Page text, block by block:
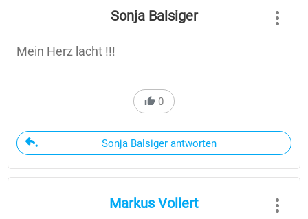
Sonja Balsiger
Mein Herz lacht !!!
0
Sonja Balsiger antworten
Markus Vollert